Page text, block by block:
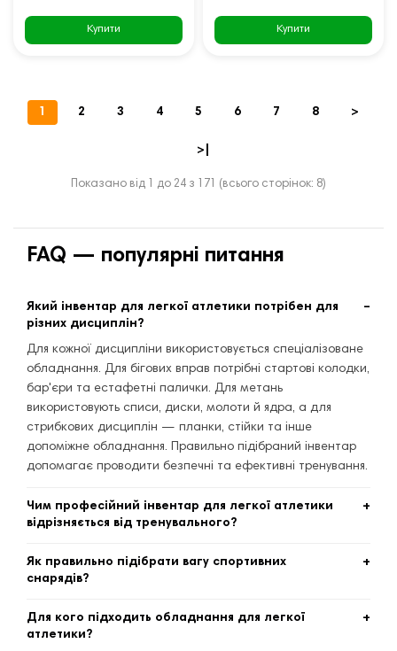
Купити Купити
1 2 3 4 5 6 7 8 >
>|
Показано від 1 до 24 з 171 (всього сторінок: 8)
FAQ — популярні питання
Який інвентар для легкої атлетики потрібен для
різних дисциплін?
Для кожної дисципліни використовується спеціалізоване
обладнання. Для бігових вправ потрібні стартові колодки,
бар'єри та естафетні палички. Для метань
використовують списи, диски, молоти й ядра, а для
стрибкових дисциплін — планки, стійки та інше
допоміжне обладнання. Правильно підібраний інвентар
допомагає проводити безпечні та ефективні тренування.
Чим професійний інвентар для легкої атлетики
відрізняється від тренувального?
стандартам та використовується під час офіційних
змагань. Тренувальний інвентар може відрізнятися
більш універсальним і доступним для спортивних шкіл,
Як правильно підібрати вагу спортивних
снарядів?
спортсмена, статі та рівня підготовки. Для дітей і
Для кого підходить обладнання для легкої
атлетики?